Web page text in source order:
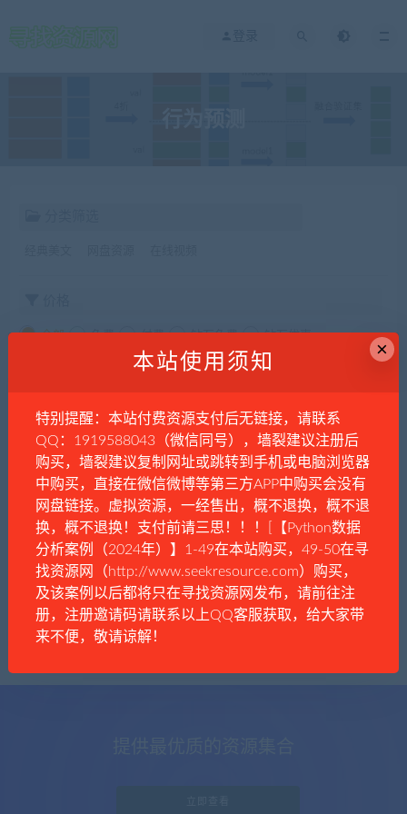
全部 免费 付费 钻石免费 钻石优惠
修改时间 评论数量 随机
全栈攻城狮 数据 文档 源码
【Python数据分析案例】（三十九）——基
于融合模型(Stack)的电商用户购买行为预测
×
本站使用须知
特别提醒：本站付费资源支付后无链接，请联系
QQ：1919588043（微信同号），墙裂建议注册后
购买，墙裂建议复制网址或跳转到手机或电脑浏览器
中购买，直接在微信微博等第三方APP中购买会没有
网盘链接。虚拟资源，一经售出，概不退换，概不退
换，概不退换！支付前请三思！！！[【Python数据
分析案例（2024年）】1-49在本站购买，49-50在寻
找资源网（http://www.seekresource.com）购买，
及该案例以后都将只在寻找资源网发布，请前往注
册，注册邀请码请联系以上QQ客服获取，给大家带
来不便，敬请谅解！